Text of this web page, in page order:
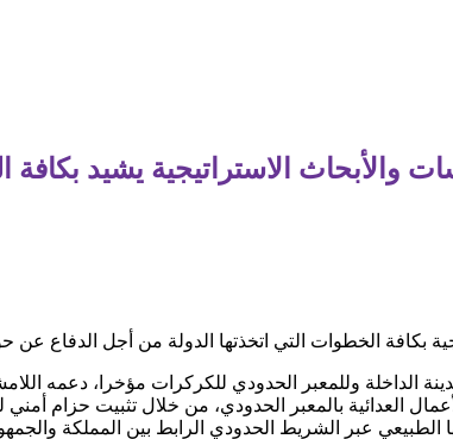
والأبحاث الاستراتيجية يشيد بكافة
بكافة الخطوات التي اتخذتها الدولة من أجل الدفاع
الداخلة وللمعبر الحدودي للكركرات مؤخرا، دعمه
العدائية بالمعبر الحدودي، من خلال تثبيت حزام
عبر الشريط الحدودي الرابط بين المملكة